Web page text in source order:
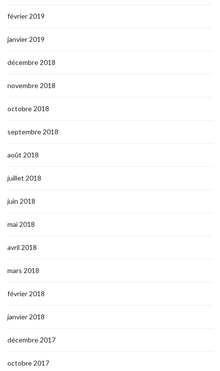
février 2019
janvier 2019
décembre 2018
novembre 2018
octobre 2018
septembre 2018
août 2018
juillet 2018
juin 2018
mai 2018
avril 2018
mars 2018
février 2018
janvier 2018
décembre 2017
octobre 2017